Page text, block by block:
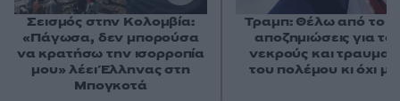
Σεισμός στην Κολομβία:
«Πάγωσα, δεν μπορούσα
να κρατήσω την ισορροπία
μου» λέει Έλληνας στη
Μπογκοτά
Τραμπ: Θέλω από το
αποζημιώσεις για
νεκρούς και
του πολέμου κι όχι